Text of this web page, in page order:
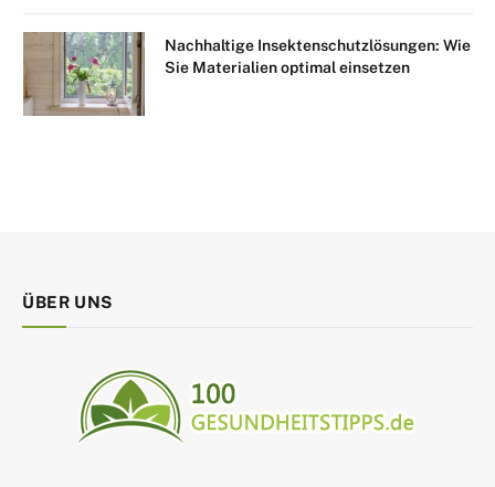
Nachhaltige Insektenschutzlösungen: Wie
Sie Materialien optimal einsetzen
ÜBER UNS